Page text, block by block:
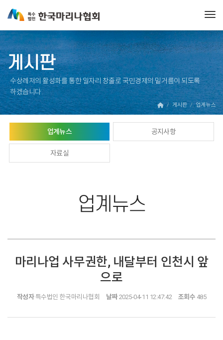
게시판
수상레저의 활성화를 통한 일자리 창출로 국민경제의 밑거름이 되도록
하겠습니다.
게시판 업계뉴스
업계뉴스 공지사항
자료실
업계뉴스
마리나업 사무권한, 내달부터 인천시 앞
으로
작성자특수법인 한국마리나협회 날짜 2025-04-11 12:47:42 조회수 485